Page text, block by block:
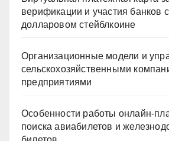
верификации и участия банков
долларовом стейблкоине
Организационные модели и
сельскохозяйственными
предприятиями
Особенности работы онлайн-
поиска авиабилетов и